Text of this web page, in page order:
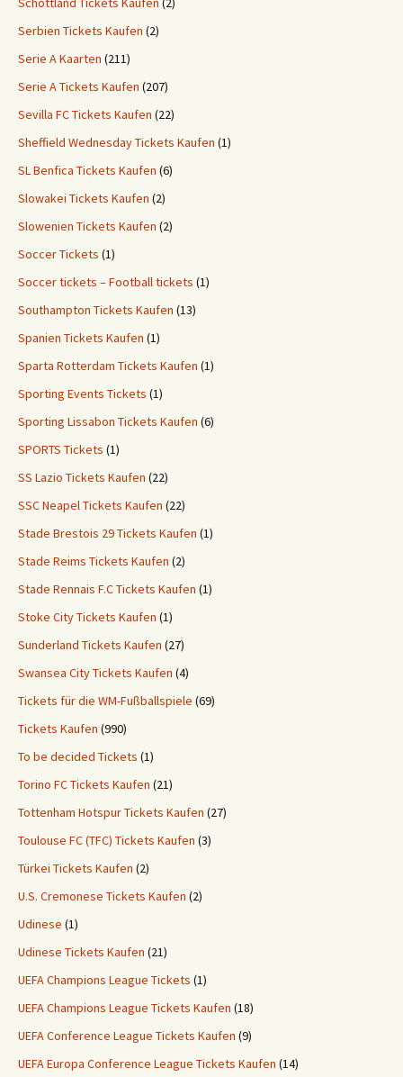
Serbien Tickets Kaufen (2)
Serie A Kaarten (211)
Serie A Tickets Kaufen (207)
Sevilla FC Tickets Kaufen (22)
Sheffield Wednesday Tickets Kaufen (1)
SL Benfica Tickets Kaufen (6)
Slowakei Tickets Kaufen (2)
Slowenien Tickets Kaufen (2)
Soccer Tickets (1)
Soccer tickets – Football tickets (1)
Southampton Tickets Kaufen (13)
Spanien Tickets Kaufen (1)
Sparta Rotterdam Tickets Kaufen (1)
Sporting Events Tickets (1)
Sporting Lissabon Tickets Kaufen (6)
SPORTS Tickets (1)
SS Lazio Tickets Kaufen (22)
SSC Neapel Tickets Kaufen (22)
Stade Brestois 29 Tickets Kaufen (1)
Stade Reims Tickets Kaufen (2)
Stade Rennais F.C Tickets Kaufen (1)
Stoke City Tickets Kaufen (1)
Sunderland Tickets Kaufen (27)
Swansea City Tickets Kaufen (4)
Tickets für die WM-Fußballspiele (69)
Tickets Kaufen (990)
To be decided Tickets (1)
Torino FC Tickets Kaufen (21)
Tottenham Hotspur Tickets Kaufen (27)
Toulouse FC (TFC) Tickets Kaufen (3)
Türkei Tickets Kaufen (2)
U.S. Cremonese Tickets Kaufen (2)
Udinese (1)
Udinese Tickets Kaufen (21)
UEFA Champions League Tickets (1)
UEFA Champions League Tickets Kaufen (18)
UEFA Conference League Tickets Kaufen (9)
UEFA Europa Conference League Tickets Kaufen (14)